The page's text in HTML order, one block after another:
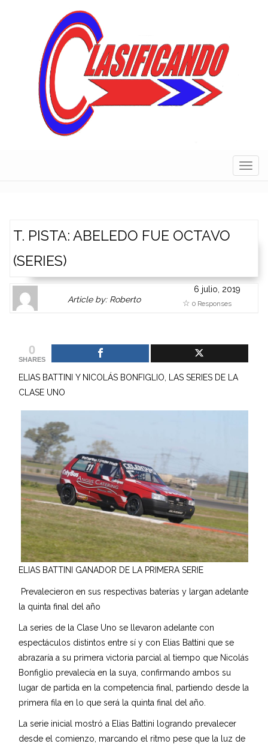
T. PISTA: ABELEDO FUE OCTAVO
(SERIES)
Author
Gravatar
link
Author
page.
Article by: Roberto
or
other
admin
6 julio, 2019
0 Responses
0
SHARES
ELIAS BATTINI Y NICOLÁS BONFIGLIO, LAS SERIES DE LA
CLASE UNO
ELIAS BATTINI GANADOR DE LA PRIMERA SERIE
Prevalecieron en sus respectivas baterías y largan adelante
la quinta final del año
La series de la Clase Uno se llevaron adelante con
espectáculos distintos entre sí y con Elias Battini que se
abrazaría a su primera victoria parcial al tiempo que Nicolás
Bonfiglio prevalecía en la suya, confirmando ambos su
lugar de partida en la competencia final, partiendo desde la
primera fila en lo que será la quinta final del año.
La serie inicial mostró a Elias Battini logrando prevalecer
desde el comienzo, marcando el ritmo pese que la luz de